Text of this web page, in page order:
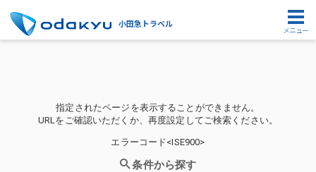
小田急トラベル
メニュー
指定されたページを表示することができません。
URLをご確認いただくか、再度設定してご検索ください。
エラーコード<ISE900>
条件から探す